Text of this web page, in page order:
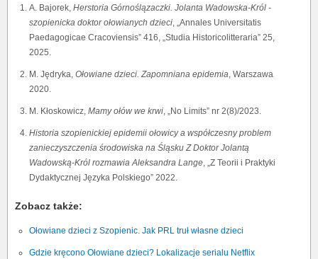
A. Bajorek, Herstoria Górnoślązaczki. Jolanta Wadowska-Król -
szopienicka doktor ołowianych dzieci, „Annales Universitatis
Paedagogicae Cracoviensis” 416, „Studia Historicolitteraria” 25,
2025.
M. Jędryka, Ołowiane dzieci. Zapomniana epidemia, Warszawa
2020.
M. Kłoskowicz, Mamy ołów we krwi, „No Limits” nr 2(8)/2023.
Historia szopienickiej epidemii ołowicy a współczesny problem
zanieczyszczenia środowiska na Śląsku Z Doktor Jolantą
Wadowską-Król rozmawia Aleksandra Lange, „Z Teorii i Praktyki
Dydaktycznej Języka Polskiego” 2022.
Zobacz także:
Ołowiane dzieci z Szopienic. Jak PRL truł własne dzieci
Gdzie kręcono Ołowiane dzieci? Lokalizacje serialu Netflix